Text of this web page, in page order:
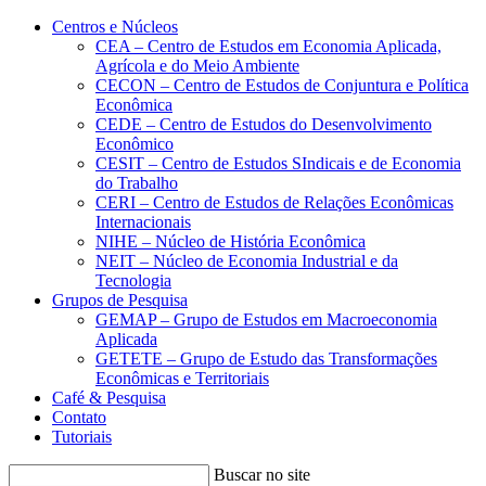
Conteúdo principal Menu principal
Centros e Núcleos
CEA – Centro de Estudos em Economia Aplicada,
Agrícola e do Meio Ambiente
CECON – Centro de Estudos de Conjuntura e Política
Econômica
CEDE – Centro de Estudos do Desenvolvimento
Econômico
CESIT – Centro de Estudos SIndicais e de Economia
do Trabalho
CERI – Centro de Estudos de Relações Econômicas
Internacionais
NIHE – Núcleo de História Econômica
NEIT – Núcleo de Economia Industrial e da
Tecnologia
Grupos de Pesquisa
GEMAP – Grupo de Estudos em Macroeconomia
Aplicada
GETETE – Grupo de Estudo das Transformações
Econômicas e Territoriais
Café & Pesquisa
Contato
Tutoriais
Buscar no site